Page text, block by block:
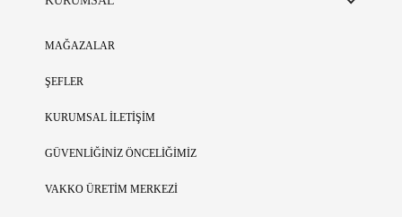
MAĞAZALAR
ŞEFLER
KURUMSAL İLETİŞİM
GÜVENLİĞİNİZ ÖNCELİĞİMİZ
VAKKO ÜRETİM MERKEZİ